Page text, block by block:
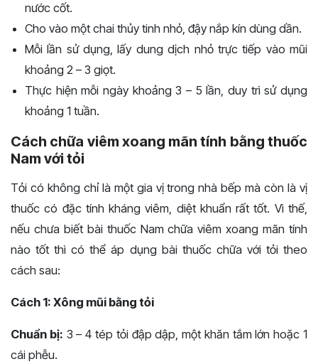
nước cốt.
Cho vào một chai thủy tinh nhỏ, đậy nắp kín dùng dần.
Mỗi lần sử dụng, lấy dung dịch nhỏ trực tiếp vào mũi
khoảng 2 – 3 giọt.
Thực hiện mỗi ngày khoảng 3 – 5 lần, duy trì sử dụng
khoảng 1 tuần.
Cách chữa viêm xoang mãn tính bằng thuốc
Nam với tỏi
Tỏi có không chỉ là một gia vị trong nhà bếp mà còn là vị
thuốc có đặc tính kháng viêm, diệt khuẩn rất tốt. Vì thế,
nếu chưa biết bài thuốc Nam chữa viêm xoang mãn tính
nào tốt thì có thể áp dụng bài thuốc chữa với tỏi theo
cách sau:
Cách 1: Xông mũi bằng tỏi
Chuẩn bị: 3 – 4 tép tỏi đập dập, một khăn tắm lớn hoặc 1
cái phễu.